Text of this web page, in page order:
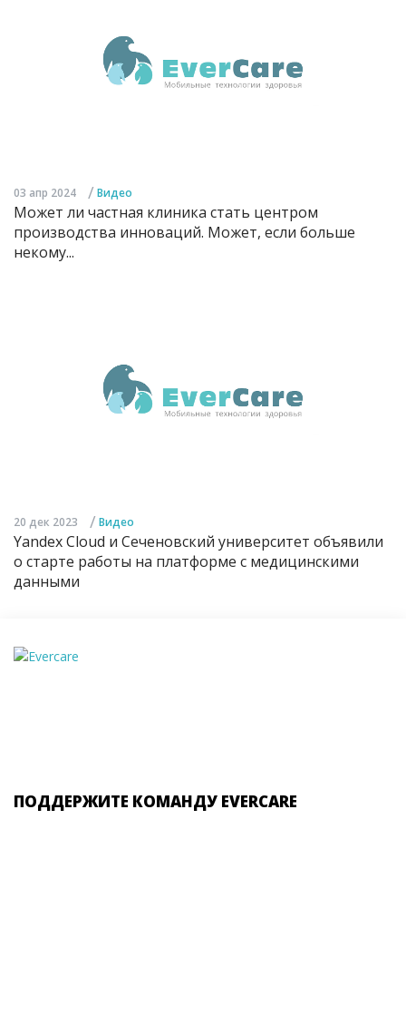
03 апр 2024 / Видео
Может ли частная клиника стать центром
производства инноваций. Может, если больше
некому...
20 дек 2023 / Видео
Yandex Cloud и Сеченовский университет объявили
о старте работы на платформе с медицинскими
данными
ПОДДЕРЖИТЕ КОМАНДУ EVERCARE